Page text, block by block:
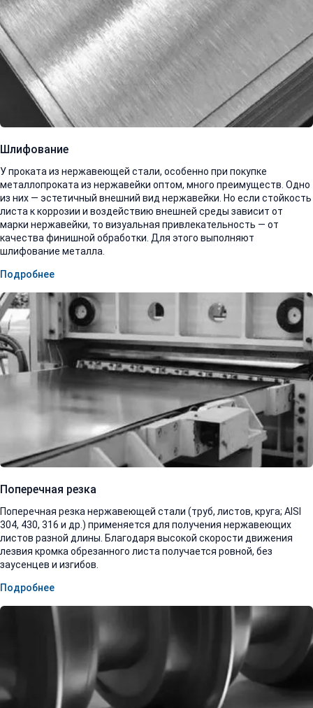
Шлифование
У проката из нержавеющей стали, особенно при покупке
металлопроката из нержавейки оптом, много преимуществ. Одно
из них — эстетичный внешний вид нержавейки. Но если стойкость
листа к коррозии и воздействию внешней среды зависит от
марки нержавейки, то визуальная привлекательность — от
качества финишной обработки. Для этого выполняют
шлифование металла.
Подробнее
Поперечная резка
Поперечная резка нержавеющей стали (труб, листов, круга; AISI
304, 430, 316 и др.) применяется для получения нержавеющих
листов разной длины. Благодаря высокой скорости движения
лезвия кромка обрезанного листа получается ровной, без
заусенцев и изгибов.
Подробнее